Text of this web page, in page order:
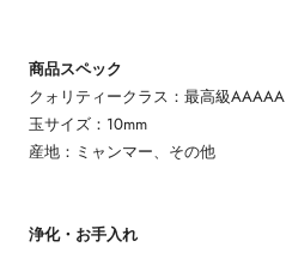
商品スペック
クォリティークラス：最高級AAAAA
玉サイズ：10mm
産地：ミャンマー、その他
浄化・お手入れ